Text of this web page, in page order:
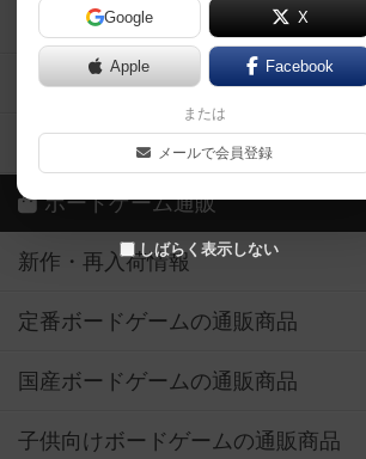
Google X
Apple Facebook
または
メールで会員登録
しばらく表示しない
ボドとも・会員一覧
ボードゲーム業界コラム
ボドゲーマご利用案内
ボードゲーム通販
新作・再入荷情報
定番ボードゲームの通販商品
国産ボードゲームの通販商品
子供向けボードゲームの通販商品